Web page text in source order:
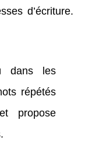
d’écriture.
dans les
répétés
propose